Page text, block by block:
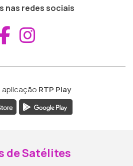
nas redes sociais
Aceder ao
aplicação RTP Play
de Satélites